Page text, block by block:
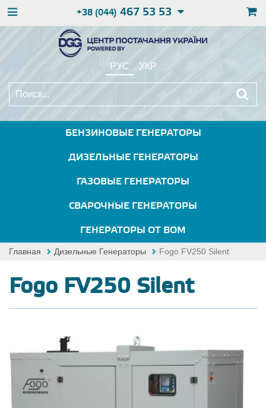
+38 (044) 467 53 53
РУС УКР
БЕНЗИНОВЫЕ ГЕНЕРАТОРЫ
ДИЗЕЛЬНЫЕ ГЕНЕРАТОРЫ
ГАЗОВЫЕ ГЕНЕРАТОРЫ
СВАРОЧНЫЕ ГЕНЕРАТОРЫ
ГЕНЕРАТОРЫ ОТ ВОМ
Главная Дизельные Генераторы Fogo FV250 Silent
Fogo FV250 Silent